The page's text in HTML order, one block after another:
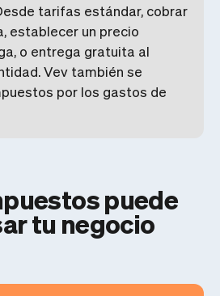
tarifas estándar, cobrar
establecer un precio
o entrega gratuita al
Vev también se
por los gastos de
puede
tu negocio